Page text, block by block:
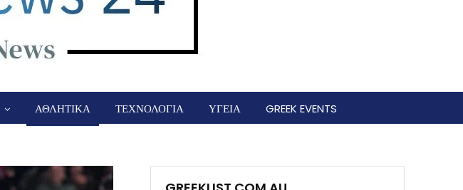
ΑΘΛΗΤΙΚΑ ΤΕΧΝΟΛΟΓΙΑ ΥΓΕΙΑ GREEK EVENTS